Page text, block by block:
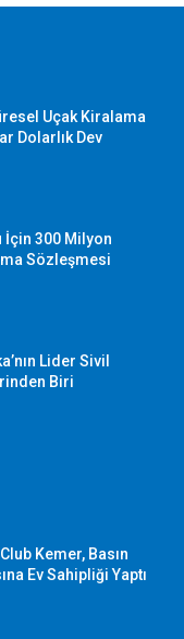
Uçak Kiralama
Dolarlık Dev
İçin 300 Milyon
Sözleşmesi
Lider Sivil
Biri
Kemer, Basın
Ev Sahipliği Yaptı